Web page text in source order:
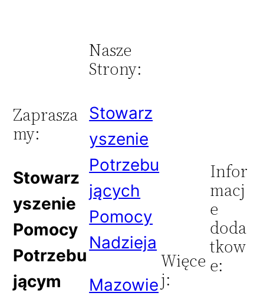
Zaprasza
my:
Stowarz
yszenie
Pomocy
Potrzebu
jącym
Nasze
Strony:
Stowarz
yszenie
Potrzebu
jących
Pomocy
Nadzieja
Mazowie
Więce
j:
Infor
macj
e
doda
tkow
e: